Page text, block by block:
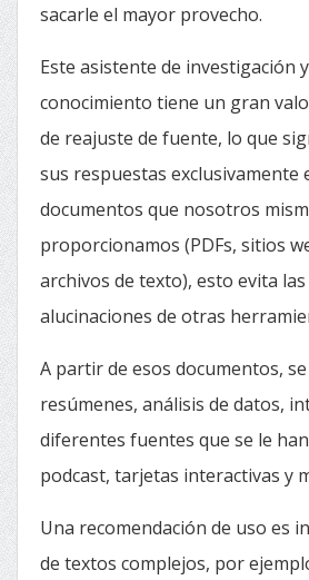
sacarle el mayor provecho.
Este asistente de investigación
conocimiento tiene un gran
de reajuste de fuente, lo que
sus respuestas exclusivamente
documentos que nosotros
proporcionamos (PDFs, sitios
archivos de texto), esto evita
alucinaciones de otras
A partir de esos documentos,
resúmenes, análisis de datos,
diferentes fuentes que se le
podcast, tarjetas interactivas y
Una recomendación de uso es
de textos complejos, por